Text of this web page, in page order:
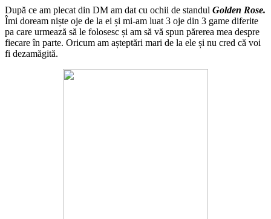
După ce am plecat din DM am dat cu ochii de standul Golden Rose.
Îmi doream niște oje de la ei și mi-am luat 3 oje din 3 game diferite
pa care urmează să le folosesc și am să vă spun părerea mea despre
fiecare în parte. Oricum am așteptări mari de la ele și nu cred că voi
fi dezamăgită.